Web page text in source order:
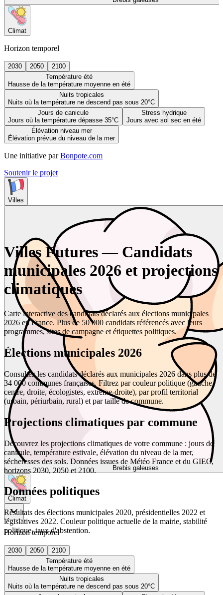
Climat
Horizon temporel
2030 2050
2100
Température été
Hausse de la température moyenne en été
Nuits tropicales
Nuits où la température ne descend pas sous 20°C
Jours de canicule
Jours où la température dépasse 35°C
Stress hydrique
Jours avec sol sec en été
Élévation niveau mer
Élévation prévue du niveau de la mer
Une initiative par Bonpote.com
Soutenir le projet
Villes
Brebis galeuses
Climat
Horizon temporel
2030 2050
2100
Température été
Hausse de la température moyenne en été
Nuits tropicales
Nuits où la température ne descend pas sous 20°C
Villes Futures — Candidats
municipales 2026 et projections
climatiques
Carte interactive des candidats déclarés aux élections municipales
2026 en France. Plus de 50 000 candidats référencés avec leurs
programmes, sites de campagne et étiquettes politiques.
Élections municipales 2026
Consultez les candidats déclarés aux municipales 2026 dans plus de
34 000 communes françaises. Filtrez par couleur politique (gauche,
centre, droite, écologistes, extrême-droite), par profil territorial
(urbain, périurbain, rural) et par taille de commune.
Projections climatiques par commune
Découvrez les projections climatiques de votre commune : jours de
canicule, température estivale, élévation du niveau de la mer,
sécheresses des sols. Données issues de Météo France et du GIEC,
horizons 2030, 2050 et 2100.
Données politiques
Résultats des élections municipales 2020, présidentielles 2022 et
législatives 2022. Couleur politique actuelle de la mairie, stabilité
politique, taux d'abstention.